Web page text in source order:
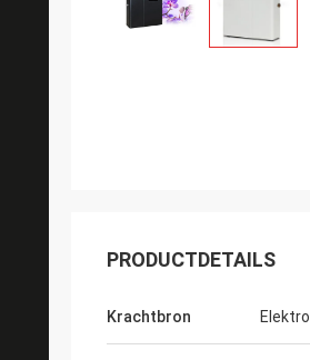
PRODUCTDETAILS
Krachtbron Elektro